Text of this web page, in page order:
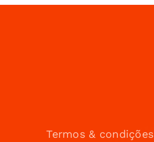
Termos & condições